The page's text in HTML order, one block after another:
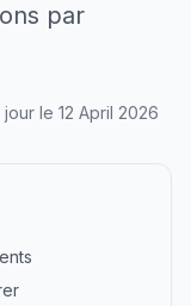
par
jour le 12 April 2026